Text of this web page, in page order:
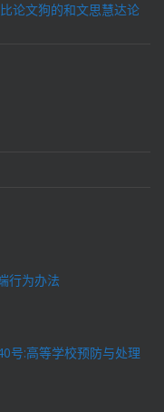
论文狗的和文思慧达论
行为办法
号:高等学校预防与处理